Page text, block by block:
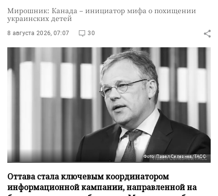
Мирошник: Канада – инициатор мифа о похищении
украинских детей
8 августа 2026, 07:07 30
Фото: Павел Селезнев/ТАСС
Оттава стала ключевым координатором
информационной кампании, направленной на